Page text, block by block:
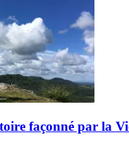
façonné par la